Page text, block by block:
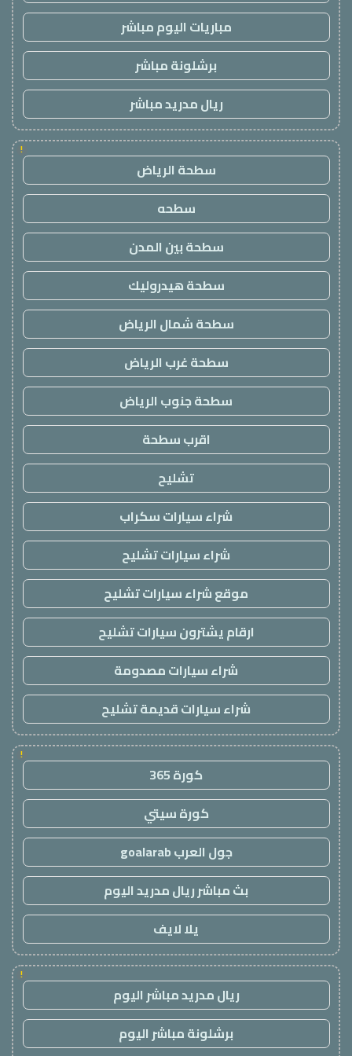
مباريات اليوم مباشر
برشلونة مباشر
ريال مدريد مباشر
!
سطحة الرياض
سطحه
سطحة بين المدن
سطحة هيدروليك
سطحة شمال الرياض
سطحة غرب الرياض
سطحة جنوب الرياض
اقرب سطحة
تشليح
شراء سيارات سكراب
شراء سيارات تشليح
موقع شراء سيارات تشليح
ارقام يشترون سيارات تشليح
شراء سيارات مصدومة
شراء سيارات قديمة تشليح
!
كورة 365
كورة سيتي
جول العرب goalarab
بث مباشر ريال مدريد اليوم
يلا لايف
!
ريال مدريد مباشر اليوم
برشلونة مباشر اليوم